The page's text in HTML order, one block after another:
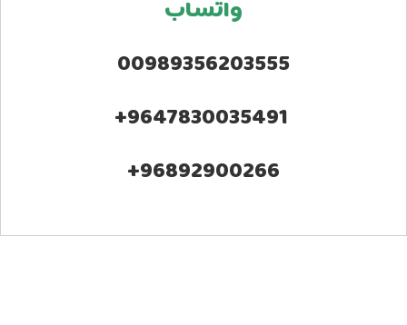
واتساب
00989356203555
9647830035491+
96892900266+